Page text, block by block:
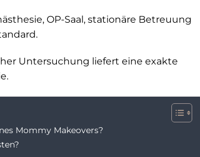
OP-Saal, stationäre Betreuung
Untersuchung liefert eine exakte
Mommy Makeovers?